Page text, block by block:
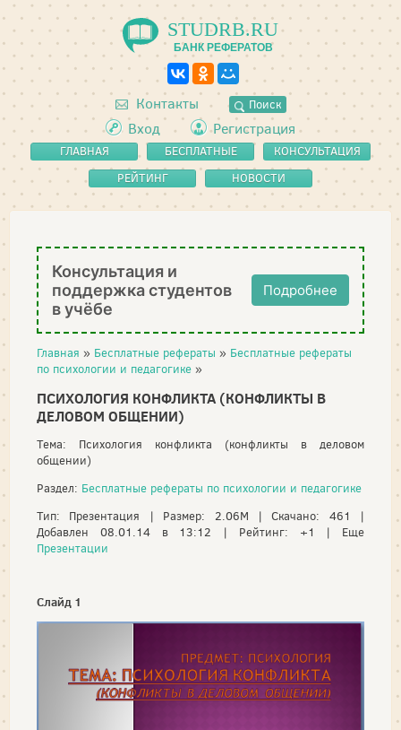
STUDRB.RU
БАНК РЕФЕРАТОВ
Контакты Поиск
Вход Регистрация
ГЛАВНАЯ
БЕСПЛАТНЫЕ
РЕФЕРАТЫ
КОНСУЛЬТАЦИЯ
РЕЙТИНГ
НОВОСТИ
Консультация и
поддержка студентов
в учёбе
Подробнее
Главная » Бесплатные рефераты » Бесплатные рефераты
по психологии и педагогике »
ПСИХОЛОГИЯ КОНФЛИКТА (КОНФЛИКТЫ В
ДЕЛОВОМ ОБЩЕНИИ)
Тема: Психология конфликта (конфликты в деловом
общении)
Раздел: Бесплатные рефераты по психологии и педагогике
Тип: Презентация | Размер: 2.06M | Скачано: 461 |
Добавлен 08.01.14 в 13:12 | Рейтинг: +1 | Еще
Презентации
Слайд 1